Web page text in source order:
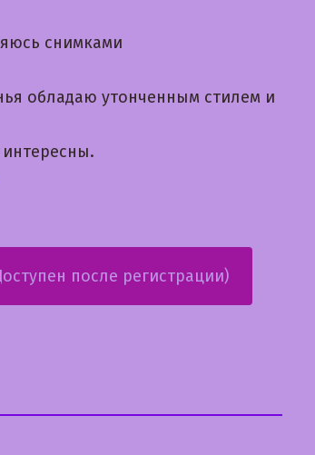
снимками
обладаю утонченным стилем и
после регистрации)